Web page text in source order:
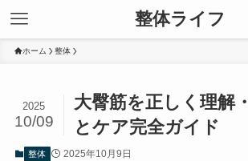
整体ライフ
ホーム 整体
大臀筋を正しく理解
とケア完全ガイド
2025
10/09
整体 2025年10月9日